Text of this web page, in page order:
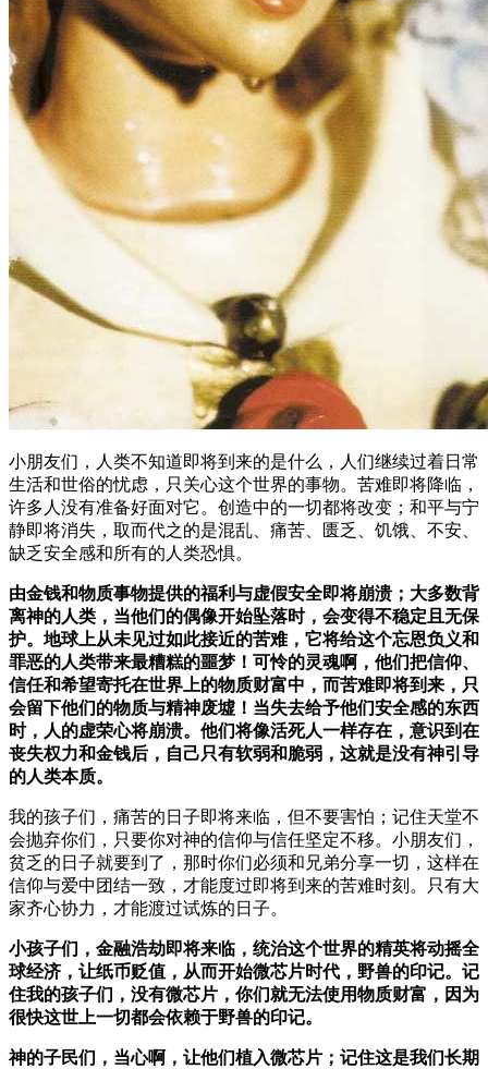
小朋友们，人类不知道即将到来的是什么，人们继续过着日常
生活和世俗的忧虑，只关心这个世界的事物。苦难即将降临，
许多人没有准备好面对它。创造中的一切都将改变；和平与宁
静即将消失，取而代之的是混乱、痛苦、匮乏、饥饿、不安、
缺乏安全感和所有的人类恐惧。
由金钱和物质事物提供的福利与虚假安全即将崩溃；大多数背
离神的人类，当他们的偶像开始坠落时，会变得不稳定且无保
护。地球上从未见过如此接近的苦难，它将给这个忘恩负义和
罪恶的人类带来最糟糕的噩梦！可怜的灵魂啊，他们把信仰、
信任和希望寄托在世界上的物质财富中，而苦难即将到来，只
会留下他们的物质与精神废墟！当失去给予他们安全感的东西
时，人的虚荣心将崩溃。他们将像活死人一样存在，意识到在
丧失权力和金钱后，自己只有软弱和脆弱，这就是没有神引导
的人类本质。
我的孩子们，痛苦的日子即将来临，但不要害怕；记住天堂不
会抛弃你们，只要你对神的信仰与信任坚定不移。小朋友们，
贫乏的日子就要到了，那时你们必须和兄弟分享一切，这样在
信仰与爱中团结一致，才能度过即将到来的苦难时刻。只有大
家齐心协力，才能渡过试炼的日子。
小孩子们，金融浩劫即将来临，统治这个世界的精英将动摇全
球经济，让纸币贬值，从而开始微芯片时代，野兽的印记。记
住我的孩子们，没有微芯片，你们就无法使用物质财富，因为
很快这世上一切都会依赖于野兽的印记。
神的子民们，当心啊，让他们植入微芯片；记住这是我们长期